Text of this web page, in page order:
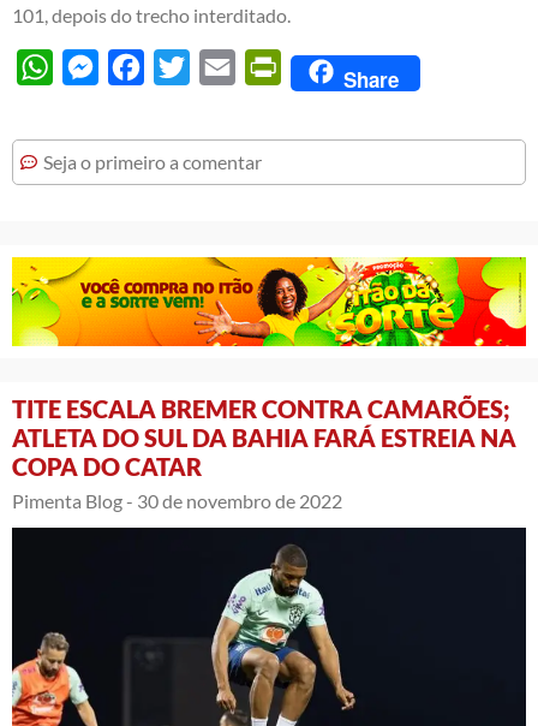
101, depois do trecho interditado.
WhatsAppMessengerFacebook
Twitter Email PrintFriendly
Share
Seja o primeiro a comentar
TITE ESCALA BREMER CONTRA CAMARÕES;
ATLETA DO SUL DA BAHIA FARÁ ESTREIA NA
COPA DO CATAR
Pimenta Blog - 30 de novembro de 2022